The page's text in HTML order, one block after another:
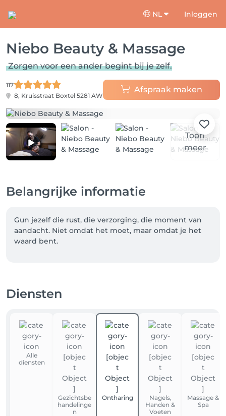
NL Inloggen
Niebo Beauty & Massage
Zorgen voor een ander begint bij je zelf.
117
8, Kruisstraat Boxtel 5281 AW
Afspraak maken
Toon
meer
Belangrijke informatie
Gun jezelf die rust, die verzorging, die moment van
aandacht. Niet omdat het moet, maar omdat je het
waard bent.
Diensten
Alle
diensten
Gezichtsbe
handelinge
n
Ontharing
Nagels,
Handen &
Voeten
Massage &
Spa